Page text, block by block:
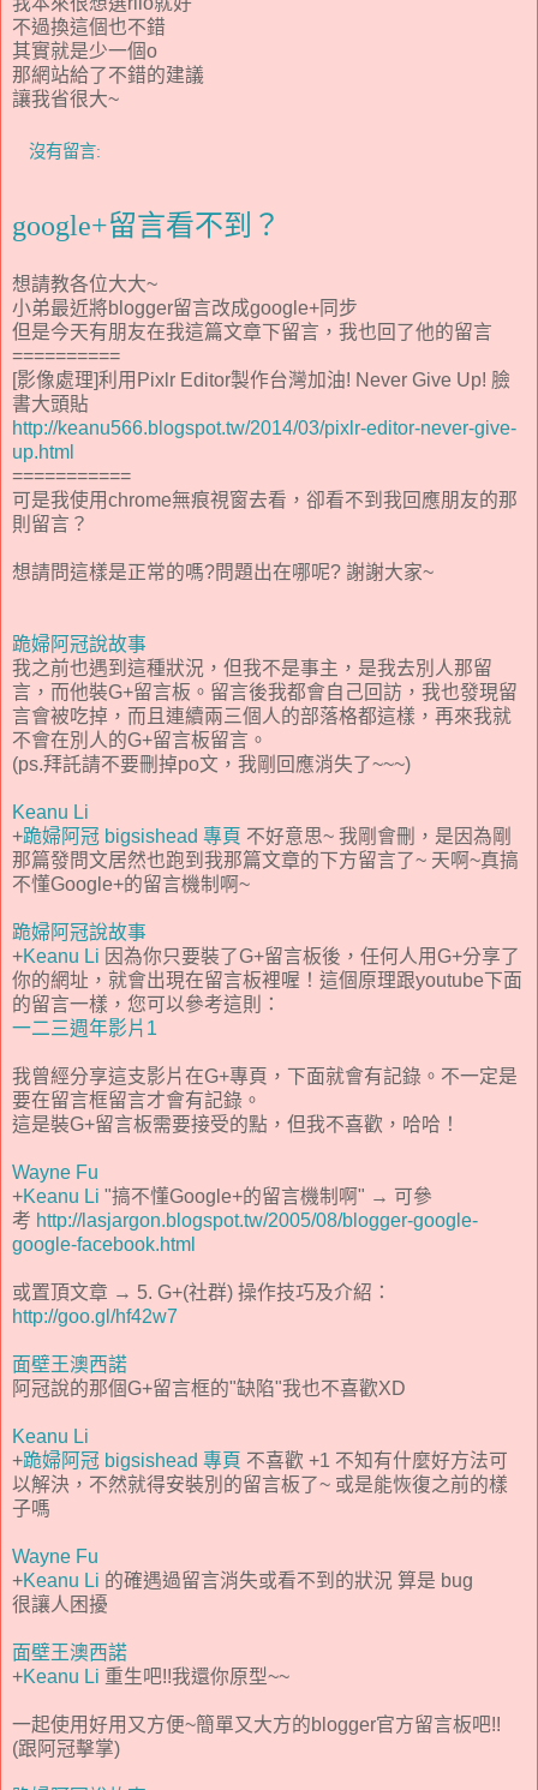
不過換這個也不錯
其實就是少一個o
那網站給了不錯的建議
讓我省很大~
沒有留言:
google+留言看不到？
想請教各位大大~
小弟最近將blogger留言改成google+同步
但是今天有朋友在我這篇文章下留言，我也回了他的留言
==========
[影像處理]利用Pixlr Editor製作台灣加油! Never Give Up! 臉
書大頭貼
http://keanu566.blogspot.tw/2014/03/pixlr-editor-never-give-
up.html
===========
可是我使用chrome無痕視窗去看，卻看不到我回應朋友的那
則留言？
想請問這樣是正常的嗎?問題出在哪呢? 謝謝大家~
跪婦阿冠說故事
我之前也遇到這種狀況，但我不是事主，是我去別人那留
言，而他裝G+留言板。留言後我都會自己回訪，我也發現留
言會被吃掉，而且連續兩三個人的部落格都這樣，再來我就
不會在別人的G+留言板留言。
(ps.拜託請不要刪掉po文，我剛回應消失了~~~)
Keanu Li
+跪婦阿冠 bigsishead 專頁 不好意思~ 我剛會刪，是因為剛
那篇發問文居然也跑到我那篇文章的下方留言了~ 天啊~真搞
不懂Google+的留言機制啊~
跪婦阿冠說故事
+Keanu Li 因為你只要裝了G+留言板後，任何人用G+分享了
你的網址，就會出現在留言板裡喔！這個原理跟youtube下面
的留言一樣，您可以參考這則：
一二三週年影片1
我曾經分享這支影片在G+專頁，下面就會有記錄。不一定是
要在留言框留言才會有記錄。
這是裝G+留言板需要接受的點，但我不喜歡，哈哈！
Wayne Fu
+Keanu Li "搞不懂Google+的留言機制啊" → 可參
考 http://lasjargon.blogspot.tw/2005/08/blogger-google-
google-facebook.html
或置頂文章 → 5. G+(社群) 操作技巧及介紹：
http://goo.gl/hf42w7
面壁王澳西諾
阿冠說的那個G+留言框的"缺陷"我也不喜歡XD
Keanu Li
+跪婦阿冠 bigsishead 專頁 不喜歡 +1 不知有什麼好方法可
以解決，不然就得安裝別的留言板了~ 或是能恢復之前的樣
子嗎
Wayne Fu
+Keanu Li 的確遇過留言消失或看不到的狀況 算是 bug
很讓人困擾
面壁王澳西諾
+Keanu Li 重生吧!!我還你原型~~
一起使用好用又方便~簡單又大方的blogger官方留言板吧!!
(跟阿冠擊掌)